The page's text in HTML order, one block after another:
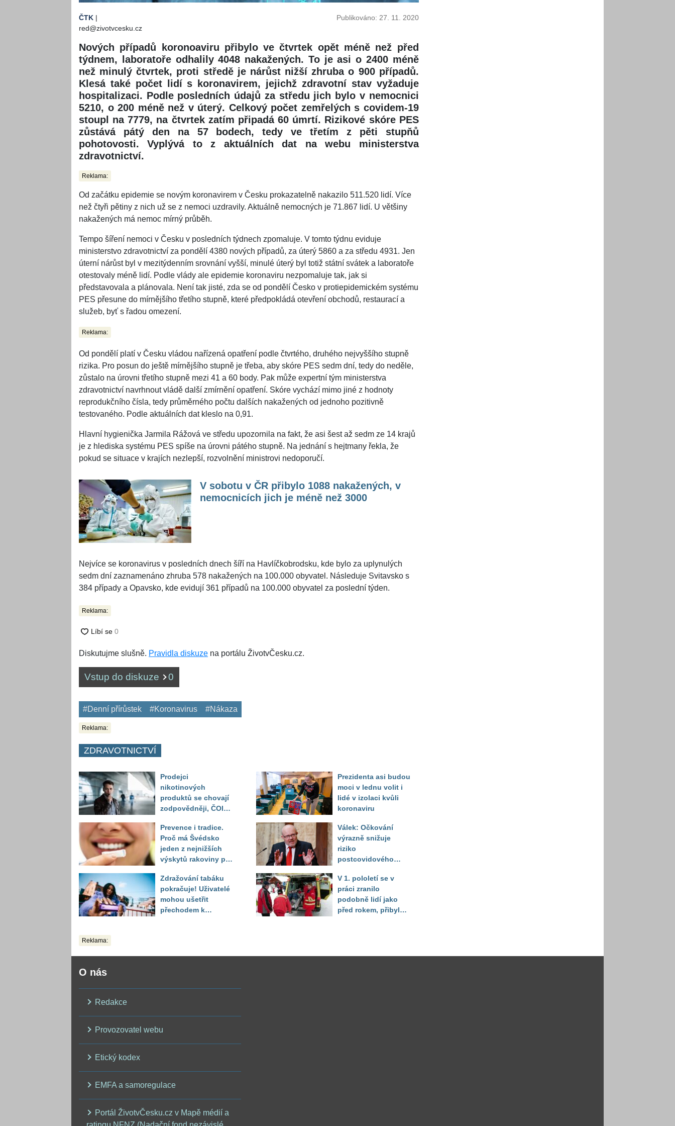
ČTK |
red@zivotvcesku.cz
Publikováno: 27. 11. 2020
Nových případů koronoaviru přibylo ve čtvrtek opět méně než před
týdnem, laboratoře odhalily 4048 nakažených. To je asi o 2400 méně
než minulý čtvrtek, proti středě je nárůst nižší zhruba o 900 případů.
Klesá také počet lidí s koronavirem, jejichž zdravotní stav vyžaduje
hospitalizaci. Podle posledních údajů za středu jich bylo v nemocnici
5210, o 200 méně než v úterý. Celkový počet zemřelých s covidem-19
stoupl na 7779, na čtvrtek zatím připadá 60 úmrtí. Rizikové skóre PES
zůstává pátý den na 57 bodech, tedy ve třetím z pěti stupňů
pohotovosti. Vyplývá to z aktuálních dat na webu ministerstva
zdravotnictví.
Reklama:
Od začátku epidemie se novým koronavirem v Česku prokazatelně nakazilo 511.520 lidí. Více
než čtyři pětiny z nich už se z nemoci uzdravily. Aktuálně nemocných je 71.867 lidí. U většiny
nakažených má nemoc mírný průběh.
Tempo šíření nemoci v Česku v posledních týdnech zpomaluje. V tomto týdnu eviduje
ministerstvo zdravotnictví za pondělí 4380 nových případů, za úterý 5860 a za středu 4931. Jen
úterní nárůst byl v mezitýdenním srovnání vyšší, minulé úterý byl totiž státní svátek a laboratoře
otestovaly méně lidí. Podle vlády ale epidemie koronaviru nezpomaluje tak, jak si
představovala a plánovala. Není tak jisté, zda se od pondělí Česko v protiepidemickém systému
PES přesune do mírnějšího třetího stupně, které předpokládá otevření obchodů, restaurací a
služeb, byť s řadou omezení.
Reklama:
Od pondělí platí v Česku vládou nařízená opatření podle čtvrtého, druhého nejvyššího stupně
rizika. Pro posun do ještě mírnějšího stupně je třeba, aby skóre PES sedm dní, tedy do neděle,
zůstalo na úrovni třetího stupně mezi 41 a 60 body. Pak může expertní tým ministerstva
zdravotnictví navrhnout vládě další zmírnění opatření. Skóre vychází mimo jiné z hodnoty
reprodukčního čísla, tedy průměrného počtu dalších nakažených od jednoho pozitivně
testovaného. Podle aktuálních dat kleslo na 0,91.
Hlavní hygienička Jarmila Rážová ve středu upozornila na fakt, že asi šest až sedm ze 14 krajů
je z hlediska systému PES spíše na úrovni pátého stupně. Na jednání s hejtmany řekla, že
pokud se situace v krajích nezlepší, rozvolnění ministrovi nedoporučí.
V sobotu v ČR přibylo 1088 nakažených, v
nemocnicích jich je méně než 3000
Nejvíce se koronavirus v posledních dnech šíří na Havlíčkobrodsku, kde bylo za uplynulých
sedm dní zaznamenáno zhruba 578 nakažených na 100.000 obyvatel. Následuje Svitavsko s
384 případy a Opavsko, kde evidují 361 případů na 100.000 obyvatel za poslední týden.
Reklama:
Diskutujme slušně. Pravidla diskuze na portálu ŽivotvČesku.cz.
Vstup do diskuze 0
#Denní přírůstek #Koronavirus #Nákaza
Reklama:
ZDRAVOTNICTVÍ
Prodejci
nikotinových
produktů se chovají
zodpovědněji, ČOI
problém v prodeji
alkoholu mladistvým
Prevence i tradice.
Proč má Švédsko
jeden z nejnižších
výskytů rakoviny plic
Zdražování tabáku
pokračuje! Uživatelé
mohou ušetřit
přechodem k
Prezidenta asi budou
moci v lednu volit i
lidé v izolaci kvůli
koronaviru
Válek: Očkování
výrazně snižuje
riziko
postcovidového
V 1. pololetí se v
práci zranilo
podobně lidí jako
před rokem, přibylo
Reklama:
O nás
Redakce
Provozovatel webu
Etický kodex
EMFA a samoregulace
Portál ŽivotvČesku.cz v Mapě médií a